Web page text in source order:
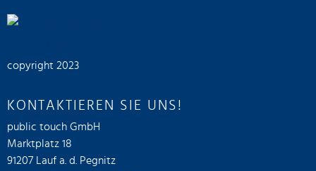
copyright 2023
KONTAKTIEREN SIE UNS!
public touch GmbH
Marktplatz 18
91207 Lauf a. d. Pegnitz